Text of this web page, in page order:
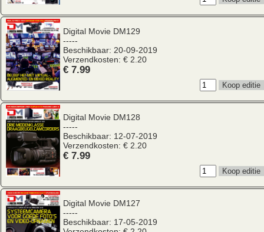
Digital Movie DM129
-----
Beschikbaar: 20-09-2019
Verzendkosten: € 2.20
€ 7.99
Digital Movie DM128
-----
Beschikbaar: 12-07-2019
Verzendkosten: € 2.20
€ 7.99
Digital Movie DM127
-----
Beschikbaar: 17-05-2019